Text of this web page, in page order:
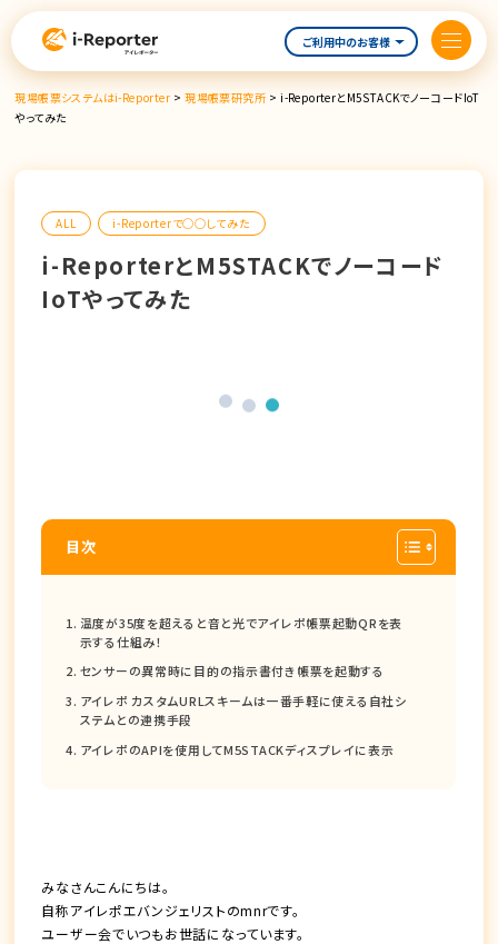
容
ご利用中のお客様
現場帳票システムはi-Reporter >現場帳票研究所 >i-ReporterとM5STACKでノーコードIoT
やってみた
ALL i-Reporterで◯◯してみた
i-ReporterとM5STACKでノーコード
IoTやってみた
目次
温度が35度を超えると音と光でアイレポ帳票起動QRを表
示する仕組み！
センサーの異常時に目的の指示書付き帳票を起動する
アイレポ カスタムURLスキームは一番手軽に使える自社シ
ステムとの連携手段
アイレポのAPIを使用してM5STACKディスプレイに表示
みなさんこんにちは。
自称アイレポエバンジェリストのmnrです。
ユーザー会でいつもお世話になっています。